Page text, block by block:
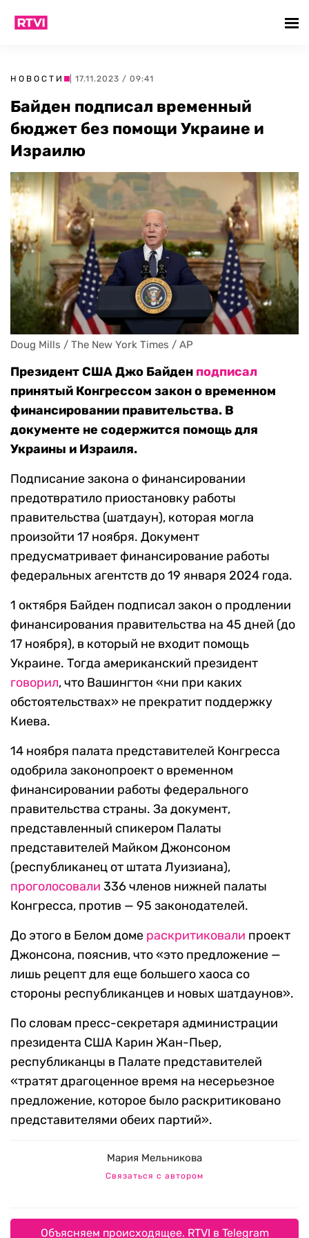
НОВОСТИ | 17.11.2023 / 09:41
Байден подписал временный
бюджет без помощи Украине и
Израилю
Doug Mills / The New York Times / AP
Президент США Джо Байден подписал
принятый Конгрессом закон о временном
финансировании правительства. В
документе не содержится помощь для
Украины и Израиля.
Подписание закона о финансировании
предотвратило приостановку работы
правительства (шатдаун), которая могла
произойти 17 ноября. Документ
предусматривает финансирование работы
федеральных агентств до 19 января 2024 года.
1 октября Байден подписал закон о продлении
финансирования правительства на 45 дней (до
17 ноября), в который не входит помощь
Украине. Тогда американский президент
говорил, что Вашингтон «ни при каких
обстоятельствах» не прекратит поддержку
Киева.
14 ноября палата представителей Конгресса
одобрила законопроект о временном
финансировании работы федерального
правительства страны. За документ,
представленный спикером Палаты
представителей Майком Джонсоном
(республиканец от штата Луизиана),
проголосовали 336 членов нижней палаты
Конгресса, против — 95 законодателей.
До этого в Белом доме раскритиковали проект
Джонсона, пояснив, что «это предложение —
лишь рецепт для еще большего хаоса со
стороны республиканцев и новых шатдаунов».
По словам пресс-секретаря администрации
президента США Карин Жан-Пьер,
республиканцы в Палате представителей
«тратят драгоценное время на несерьезное
предложение, которое было раскритиковано
представителями обеих партий».
Мария Мельникова
Связаться с автором
Объясняем происходящее. RTVI в Telegram